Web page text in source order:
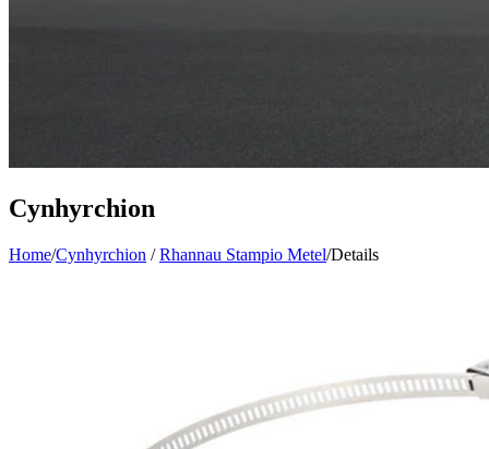
Cynhyrchion
Home/Cynhyrchion / Rhannau Stampio Metel/Details